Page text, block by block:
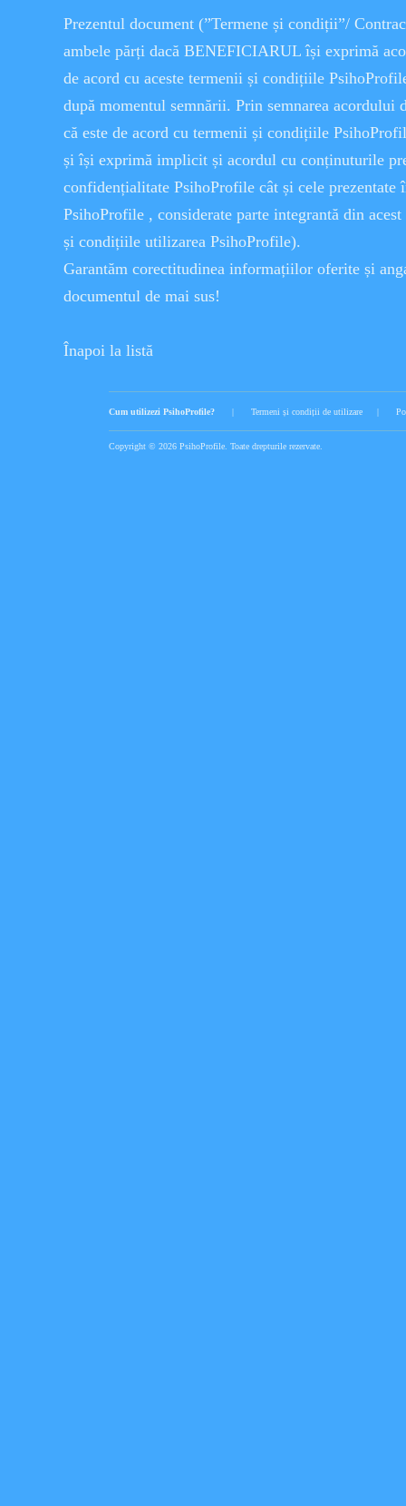
Prezentul document (”Termene și condiții”/
ambele părți dacă BENEFICIARUL își exprimă
de acord cu aceste termenii și condițiile
după momentul semnării. Prin semnarea acordului
că este de acord cu termenii și condițiile
și își exprimă implicit și acordul cu conținuturile
confidențialitate PsihoProfile cât și cele prezentate
PsihoProfile , considerate parte integrantă din
și condițiile utilizarea PsihoProfile).
Garantăm corectitudinea informațiilor oferite și
documentul de mai sus!
Înapoi la listă
Cum utilizezi PsihoProfile? | Termeni și condiții de utilizare |
Copyright © 2026 PsihoProfile. Toate drepturile rezervate.